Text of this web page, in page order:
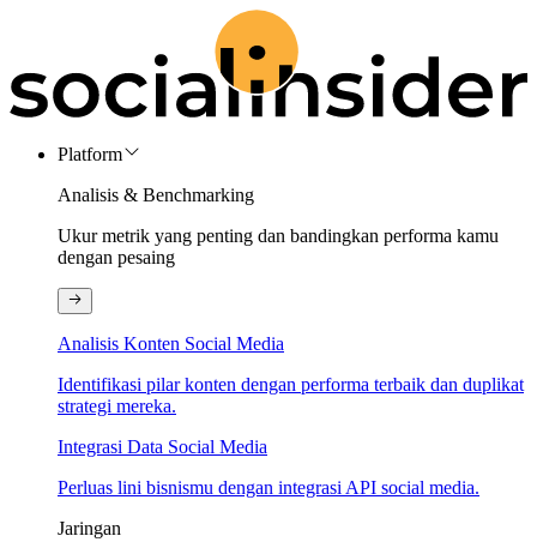
Platform
Analisis & Benchmarking
Ukur metrik yang penting dan bandingkan performa kamu
dengan pesaing
Analisis Konten Social Media
Identifikasi pilar konten dengan performa terbaik dan duplikat
strategi mereka.
Integrasi Data Social Media
Perluas lini bisnismu dengan integrasi API social media.
Jaringan